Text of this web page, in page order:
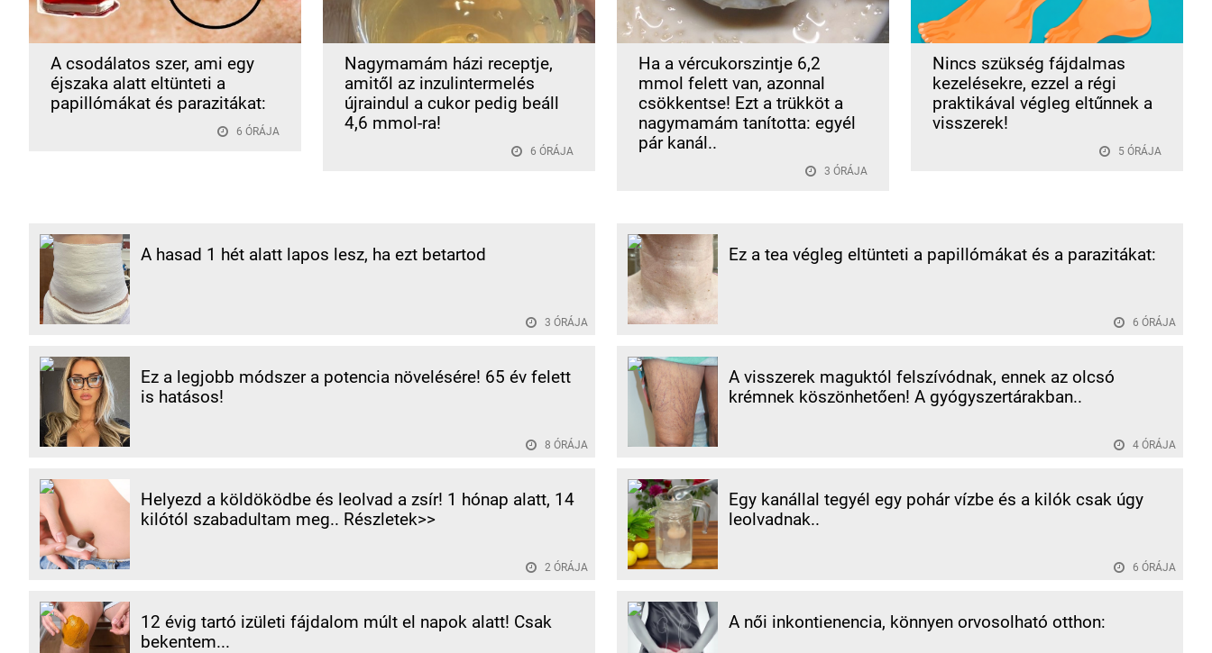
A csodálatos szer, ami egy
éjszaka alatt eltünteti a
papillómákat és parazitákat:
6 ÓRÁJA
Nagymamám házi receptje,
amitől az inzulintermelés
újraindul a cukor pedig beáll
4,6 mmol-ra!
6 ÓRÁJA
Ha a vércukorszintje 6,2
mmol felett van, azonnal
csökkentse! Ezt a trükköt a
nagymamám tanította: egyél
pár kanál..
3 ÓRÁJA
Nincs szükség fájdalmas
kezelésekre, ezzel a régi
praktikával végleg eltűnnek a
visszerek!
5 ÓRÁJA
A hasad 1 hét alatt lapos lesz, ha ezt betartod
3 ÓRÁJA
Ez a legjobb módszer a potencia növelésére! 65 év felett
is hatásos!
8 ÓRÁJA
Helyezd a köldöködbe és leolvad a zsír! 1 hónap alatt, 14
kilótól szabadultam meg.. Részletek>>
2 ÓRÁJA
12 évig tartó izületi fájdalom múlt el napok alatt! Csak
bekentem...
Ez a tea végleg eltünteti a papillómákat és a parazitákat:
6 ÓRÁJA
A visszerek maguktól felszívódnak, ennek az olcsó
krémnek köszönhetően! A gyógyszertárakban..
4 ÓRÁJA
Egy kanállal tegyél egy pohár vízbe és a kilók csak úgy
leolvadnak..
6 ÓRÁJA
A női inkontienencia, könnyen orvosolható otthon: